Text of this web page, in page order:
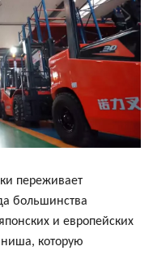
переживает
большинства
и европейских
которую